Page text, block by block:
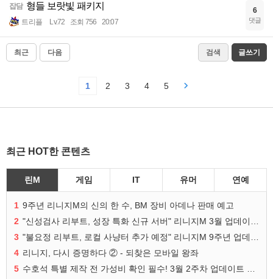
잡담 형들 보랏빛 패키지
트리플 Lv.72 조회 756 20:07
6
댓글
최근 다음 검색 글쓰기
1 2 3 4 5
최근 HOT한 콘텐츠
린M 게임 IT 유머 연예
1 9주년 리니지M의 신의 한 수, BM 장비 아데나 판매 예고
2
3
4 리니지, 다시 증명하다 ② - 되찾은 모바일 왕좌
5